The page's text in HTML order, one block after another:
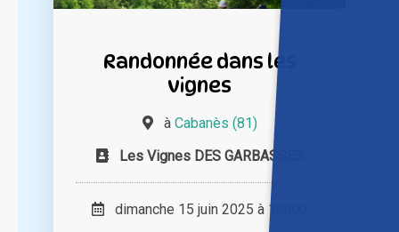
Randonnée dans les
vignes
à Cabanès (81)
Les Vignes DES GARBASSES
dimanche 15 juin 2025 à 18h00